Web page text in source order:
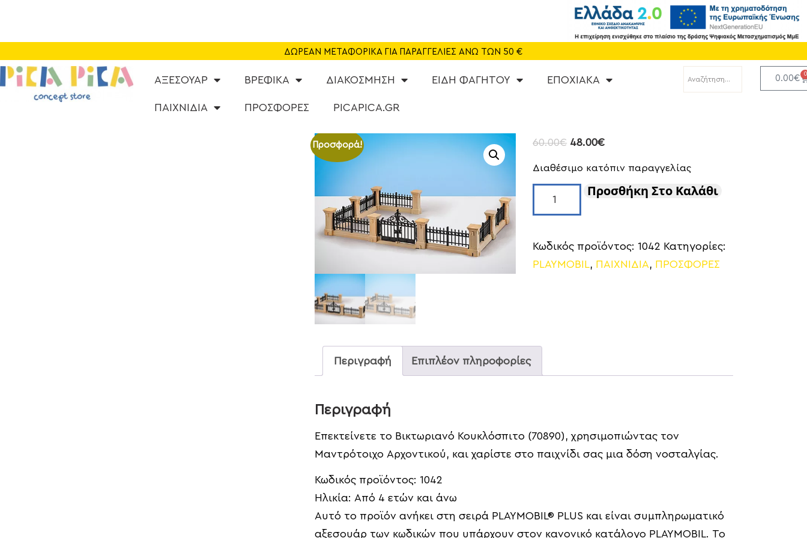
ΔΩΡΕΑΝ ΜΕΤΑΦΟΡΙΚΑ ΓΙΑ ΠΑΡΑΓΓΕΛΙΕΣ ΑΝΩ ΤΩΝ 50 €
ΑΞΕΣΟΥΑΡ ΒΡΕΦΙΚΑ ΔΙΑΚΟΣΜΗΣΗ ΕΙΔΗ ΦΑΓΗΤΟΥ ΕΠΟΧΙΑΚΑ
ΠΑΙΧΝΙΔΙΑ ΠΡΟΣΦΟΡΕΣ PICAPICA.GR
0.00€ 0
CAFE
NEA
ΕΠΙΚΟΙΝΩΝΙΑ
Προσφορά! 60.00€ 48.00€
Διαθέσιμο κατόπιν παραγγελίας
Προσθήκη Στο Καλάθι
Κωδικός προϊόντος:1042 Κατηγορίες:
PLAYMOBIL, ΠΑΙΧΝΙΔΙΑ, ΠΡΟΣΦΟΡΕΣ
Περιγραφή Επιπλέον πληροφορίες
Περιγραφή
Επεκτείνετε το Βικτωριανό Κουκλόσπιτο (70890), χρησιμοπιώντας τον
Μαντρότοιχο Αρχοντικού, και χαρίστε στο παιχνίδι σας μια δόση νοσταλγίας.
Κωδικός προϊόντος:1042
Ηλικία: Από 4 ετών και άνω
Αυτό το προϊόν ανήκει στη σειρά PLAYMOBIL® PLUS και είναι συμπληρωματικό
αξεσουάρ των κωδικών που υπάρχουν στον κανονικό κατάλογο PLAYMOBIL. Το